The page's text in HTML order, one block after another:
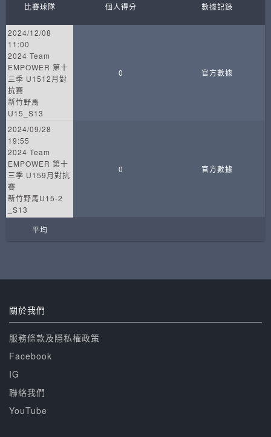
比賽球隊 個人得分 數據記錄
2024/12/08
11:00
2024 Team
EMPOWER 第十
三季 U1512月對
抗賽
新竹野馬
U15_S13
0 官方數據
2024/09/28
19:55
2024 Team
EMPOWER 第十
三季 U159月對抗
賽
新竹野馬U15-2
_S13
0 官方數據
平均
關於我們
服務條款及隱私權政策
Facebook
IG
聯絡我們
YouTube